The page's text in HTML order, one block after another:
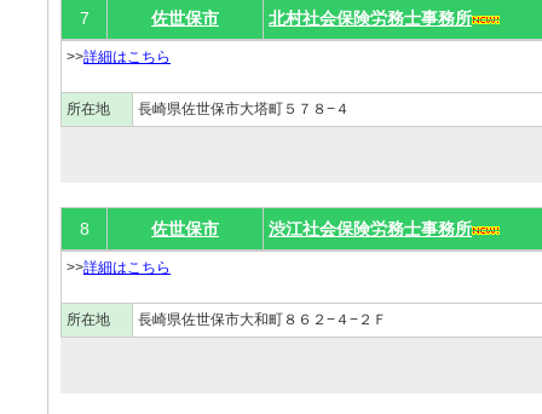
7 佐世保市 北村社会保険労務士事務所
>>詳細はこちら
所在地 長崎県佐世保市大塔町５７８−４
8 佐世保市 渋江社会保険労務士事務所
>>詳細はこちら
所在地 長崎県佐世保市大和町８６２−４−２Ｆ